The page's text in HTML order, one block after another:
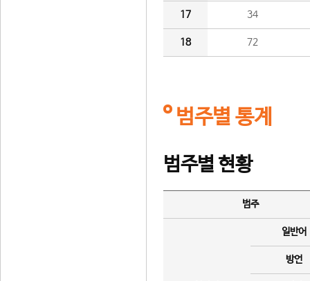
17 34
18 72
범주별 통계
범주별 현황
범주
일반어
방언